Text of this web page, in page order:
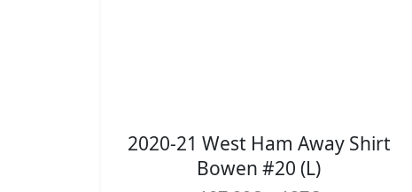
2020-21 West Ham Away Shirt
Bowen #20 (L)